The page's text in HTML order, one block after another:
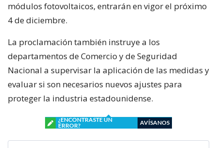
módulos fotovoltaicos, entrarán en vigor el próximo
4 de diciembre.
La proclamación también instruye a los
departamentos de Comercio y de Seguridad
Nacional a supervisar la aplicación de las medidas y
evaluar si son necesarios nuevos ajustes para
proteger la industria estadounidense.
¿ENCONTRASTE UN
ERROR?
AVÍSANOS